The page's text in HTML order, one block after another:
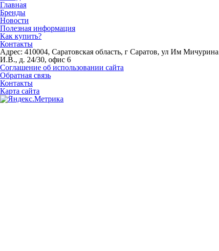
Главная
Бренды
Новости
Полезная информация
Как купить?
Контакты
Адрес: 410004, Саратовская область, г Саратов, ул Им Мичурина
И.В., д. 24/30, офис 6
Соглашение об использовании сайта
Обратная связь
Контакты
Карта сайта